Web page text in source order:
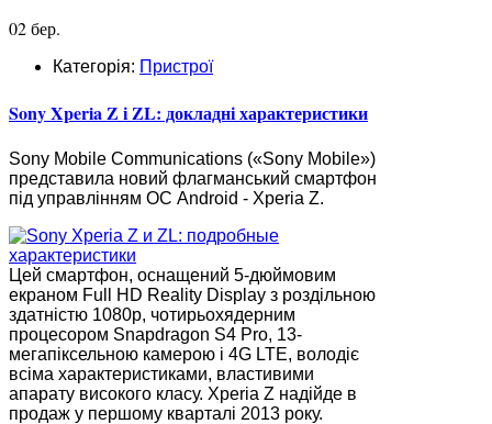
02 бер.
Категорія: Пристрої
Sony Xperia Z і ZL: докладні характеристики
Sony Mobile Communications («Sony Mobile»)
представила новий флагманський смартфон
під управлінням ОС Android - Xperia Z.
Цей смартфон, оснащений 5-дюймовим
екраном Full HD Reality Display з роздільною
здатністю 1080p, чотирьохядерним
процесором Snapdragon S4 Pro, 13-
мегапіксельною камерою і 4G LTE, володіє
всіма характеристиками, властивими
апарату високого класу. Xperia Z надійде в
продаж у першому кварталі 2013 року.